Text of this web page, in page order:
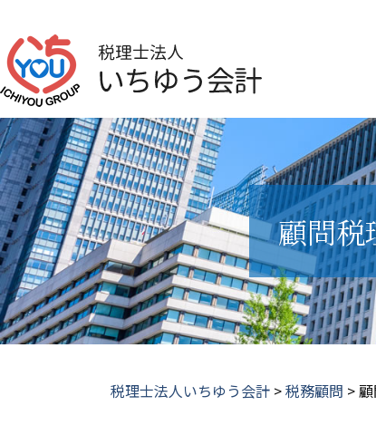
顧問税
税理士法人いちゆう会計 >税務顧問 >